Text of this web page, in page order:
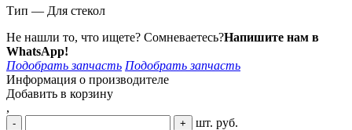
Тип — Для стекол
Не нашли то, что ищете? Сомневаетесь?Напишите нам в
WhatsApp!
Подобрать запчасть Подобрать запчасть
Информация о производителе
Добавить в корзину
,
- + шт. руб.